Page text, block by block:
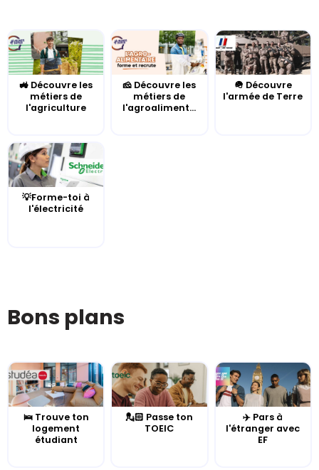
🚜 Découvre les
métiers de
l'agriculture
🧀 Découvre les
métiers de
l'agroaliment...
🪖 Découvre
l'armée de Terre
💡Forme-toi à
l'électricité
Bons plans
🛌 Trouve ton
logement
étudiant
💂🏻 Passe ton
TOEIC
✈️ Pars à
l'étranger avec
EF